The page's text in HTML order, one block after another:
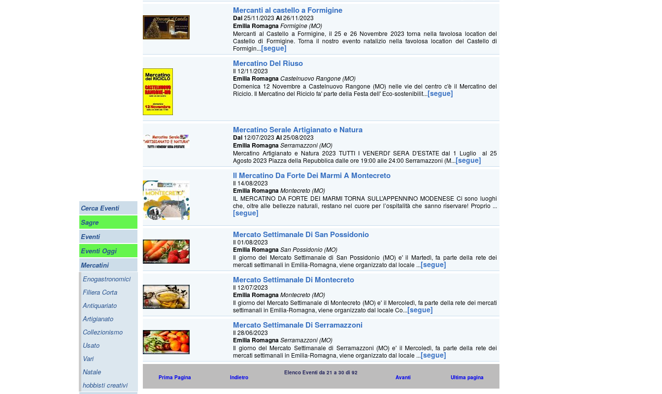
Cerca Eventi
Sagre
Eventi
Eventi Oggi
Mercatini
Enogastronomici
Filiera Corta
Antiquariato
Artigianato
Collezionismo
Usato
Vari
Natale
hobbisti creativi
Mercanti al castello a Formigine
Dal25/11/2023Al26/11/2023
Emilia RomagnaFormigine (MO)
Mercanti al Castello a Formigine, il 25 e 26 Novembre 2023 torna nella favolosa location del
Castello di Formigine. Torna il nostro evento natalizio nella favolosa location del Castello di
Formigin...[segue]
Mercatino Del Riuso
Il 12/11/2023
Emilia RomagnaCastelnuovo Rangone (MO)
Domenica 12 Novembre a Castelnuovo Rangone (MO) nelle vie del centro c'è il Mercatino del
Riciclo. Il Mercatino del Riciclo fa' parte della Festa dell' Eco-sostenibilit...[segue]
Mercatino Serale Artigianato e Natura
Dal 12/07/2023Al25/08/2023
Emilia RomagnaSerramazzoni (MO)
Mercatino Artigianato e Natura 2023 TUTTI I VENERDI' SERA D'ESTATE dal 1 Luglio al 25
Agosto 2023 Piazza della Repubblica dalle ore 19:00 alle 24:00 Serramazzoni (M...[segue]
Il Mercatino Da Forte Dei Marmi A Montecreto
Il 14/08/2023
Emilia RomagnaMontecreto (MO)
IL MERCATINO DA FORTE DEI MARMI TORNA SULL’APPENNINO MODENESE Ci sono luoghi
che, oltre alle bellezze naturali, restano nel cuore per l’ospitalità che sanno riservare! Proprio ...
[segue]
Mercato Settimanale Di San Possidonio
Il 01/08/2023
Emilia RomagnaSan Possidonio (MO)
Il giorno del Mercato Settimanale di San Possidonio (MO) e' il Martedì, fa parte della rete dei
mercati settimanali in Emilia-Romagna, viene organizzato dal locale ...[segue]
Mercato Settimanale Di Montecreto
Il 12/07/2023
Emilia RomagnaMontecreto (MO)
Il giorno del Mercato Settimanale di Montecreto (MO) e' il Mercoledì, fa parte della rete dei mercati
settimanali in Emilia-Romagna, viene organizzato dal locale Co...[segue]
Mercato Settimanale Di Serramazzoni
Il 28/06/2023
Emilia RomagnaSerramazzoni (MO)
Il giorno del Mercato Settimanale di Serramazzoni (MO) e' il Mercoledì, fa parte della rete dei
mercati settimanali in Emilia-Romagna, viene organizzato dal locale ...[segue]
Prima Pagina Indietro
Elenco Eventi da 21 a 30 di 92
Avanti Ultima pagina